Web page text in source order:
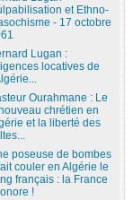
et Ethno-
- 17 octobre
Lugan :
locatives de
Ourahmane : Le
chrétien en
et la liberté des
poseuse de bombes
couler en Algérie le
français : la France
!